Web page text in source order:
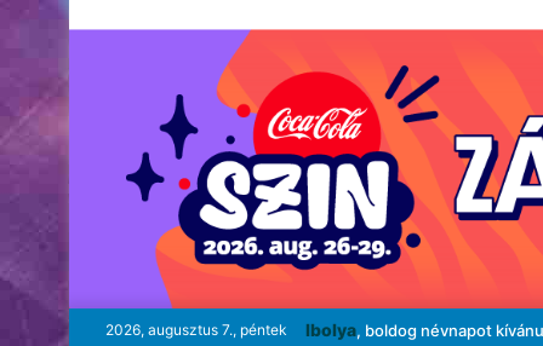
2026, augusztus 7., péntek Ibolya, boldog névnapot